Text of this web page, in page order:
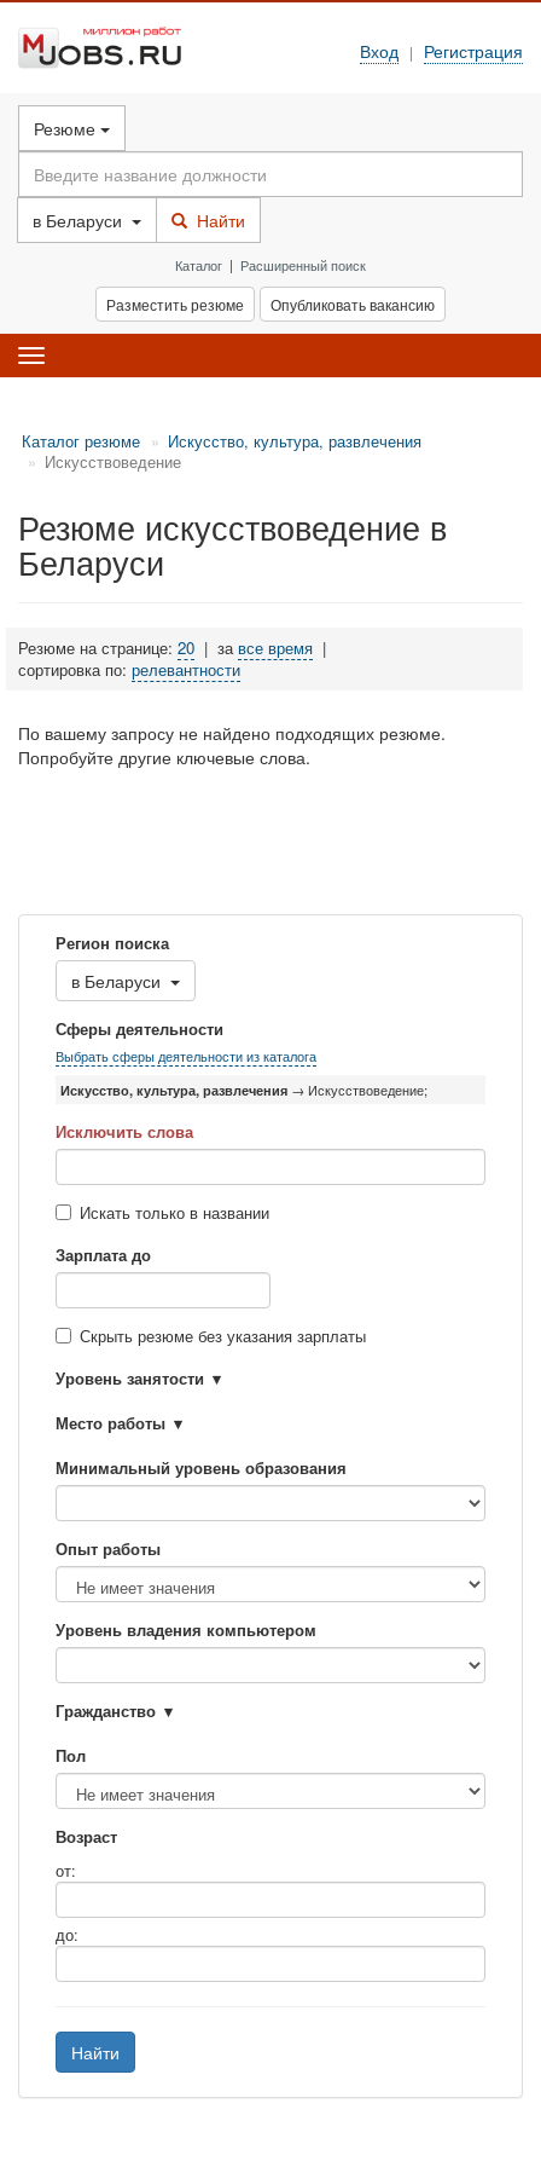
Вход | Регистрация
Резюме
в Беларуси Найти
Каталог | Расширенный поиск
Разместить резюме Опубликовать вакансию
Toggle
navigation
Каталог резюме
Искусство, культура, развлечения
Искусствоведение
Резюме искусствоведение в
Беларуси
Резюме на странице: 20 | за все время |
сортировка по: релевантности
По вашему запросу не найдено подходящих резюме.
Попробуйте другие ключевые слова.
Регион поиска
в Беларуси
Сферы деятельности
Выбрать сферы деятельности из каталога
Искусство, культура, развлечения → Искусствоведение;
Исключить слова
Искать только в названии
Зарплата до
Скрыть резюме без указания зарплаты
Уровень занятости
Место работы
Минимальный уровень образования
Опыт работы
Уровень владения компьютером
Гражданство
Пол
Возраст
от:
до:
Найти